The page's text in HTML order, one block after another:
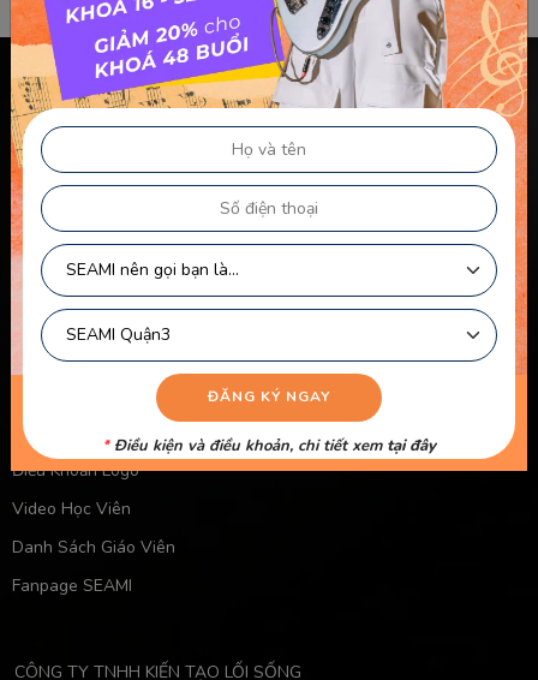
Chính sách & điều khoản
Thông Tin Chủ Sở Hữu Website
Điều Khoản Dành Cho Học Viên Và Gia Sư – Giảng Viên
Điều khoản Dành cho HLV-Giáo Viên
Chính Sách Sử Dụng Cookie
Chính Sách Bảo Mật
Chính Sách Quyền Riêng Tư
Liên kết nhanh
Chính Sách Bảo Mật Của Trẻ Em
Chính Sách Công Khai Của Giáo Viên
Điều Khoản Logo
Video Học Viên
Danh Sách Giáo Viên
Fanpage SEAMI
CÔNG TY TNHH KIẾN TẠO LỐI SỐNG
*Điều kiện và điều khoản, chi tiết xem tại đây